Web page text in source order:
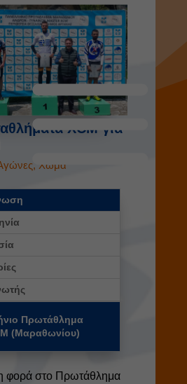
XCM για
, Χώμα
Πρωτάθλημα
(Μαραθωνίου)
φορά στο Πρωτάθλημα